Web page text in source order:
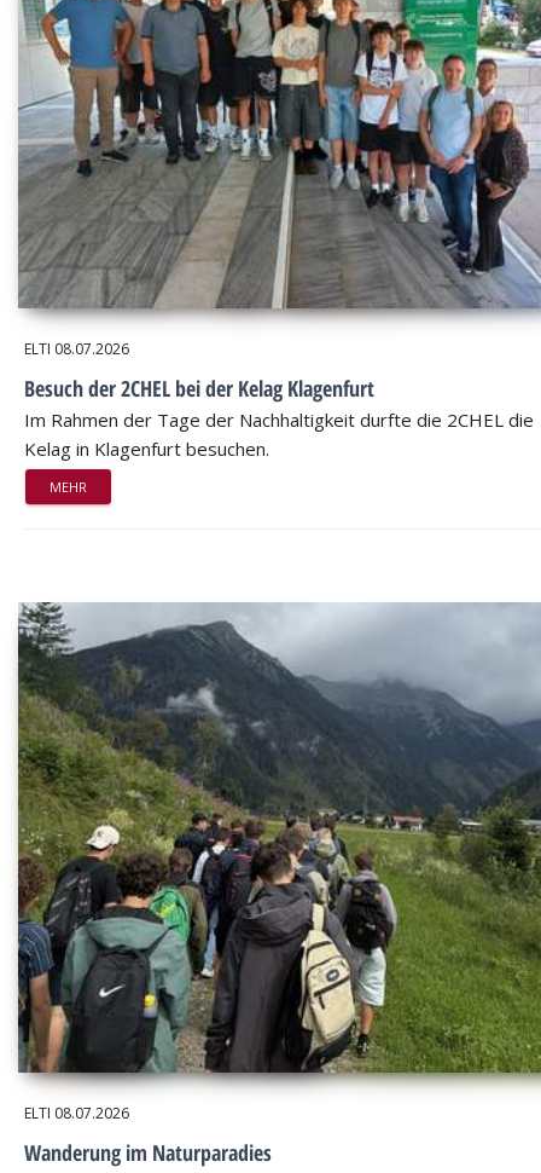
ELTI 08.07.2026
Besuch der 2CHEL bei der Kelag Klagenfurt
Im Rahmen der Tage der Nachhaltigkeit durfte die 2CHEL die
Kelag in Klagenfurt besuchen.
MEHR
ELTI 08.07.2026
Wanderung im Naturparadies